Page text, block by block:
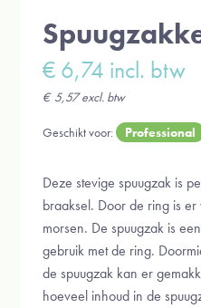
€ 6,74 incl. btw
€ 5,57excl. btw
Geschikt voor: Professional
Deze stevige spuugzak is
braaksel. Door de ring is
morsen. De spuugzak is
gebruik met de ring.
de spuugzak kan er
hoeveel inhoud in de